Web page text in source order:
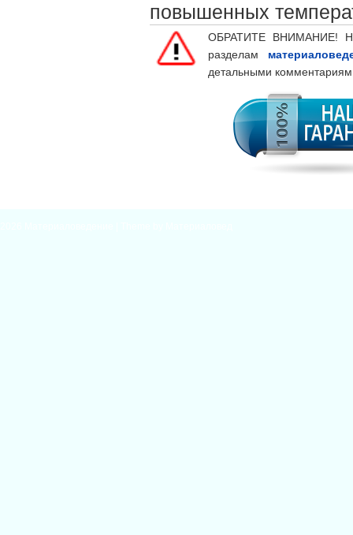
повышенных
ОБРАТИТЕ ВНИМАНИЕ!
разделам
детальными